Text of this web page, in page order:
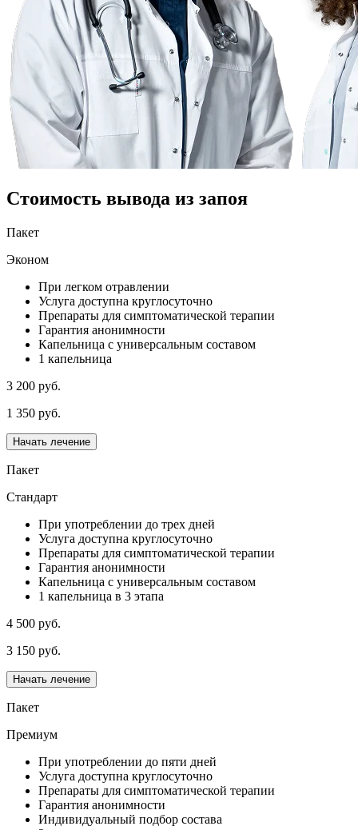
Стоимость вывода из запоя
Пакет
Эконом
При легком отравлении
Услуга доступна круглосуточно
Препараты для симптоматической терапии
Гарантия анонимности
Капельница с универсальным составом
1 капельница
3 200 руб.
1 350 руб.
Начать лечение
Пакет
Стандарт
При употреблении до трех дней
Услуга доступна круглосуточно
Препараты для симптоматической терапии
Гарантия анонимности
Капельница с универсальным составом
1 капельница в 3 этапа
4 500 руб.
3 150 руб.
Начать лечение
Пакет
Премиум
При употреблении до пяти дней
Услуга доступна круглосуточно
Препараты для симптоматической терапии
Гарантия анонимности
Индивидуальный подбор состава